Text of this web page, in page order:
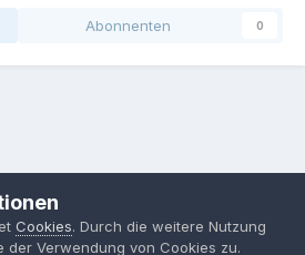
Abonnenten 0
MPP-Engineering
by Invision Community
Cookies. Durch die weitere Nutzung
der Verwendung von Cookies zu.